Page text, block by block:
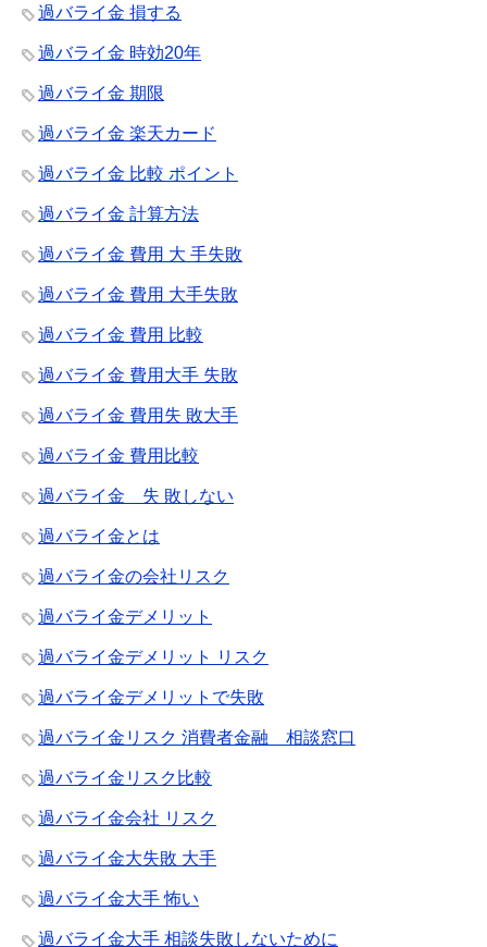
過バライ金 損する
過バライ金 時効20年
過バライ金 期限
過バライ金 楽天カード
過バライ金 比較 ポイント
過バライ金 計算方法
過バライ金 費用 大 手失敗
過バライ金 費用 大手失敗
過バライ金 費用 比較
過バライ金 費用大手 失敗
過バライ金 費用失 敗大手
過バライ金 費用比較
過バライ金 失 敗しない
過バライ金とは
過バライ金の会社リスク
過バライ金デメリット
過バライ金デメリット リスク
過バライ金デメリットで失敗
過バライ金リスク 消費者金融 相談窓口
過バライ金リスク比較
過バライ金会社 リスク
過バライ金大失敗 大手
過バライ金大手 怖い
過バライ金大手 相談失敗しないために